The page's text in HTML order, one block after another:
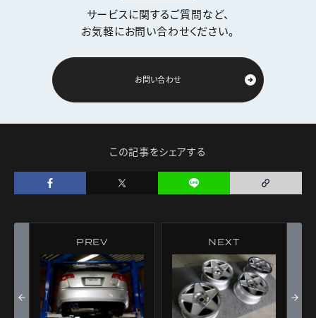
サービスに関するご質問など、
お気軽にお問い合わせください。
お問い合わせ
この記事をシェアする
PREV NEXT